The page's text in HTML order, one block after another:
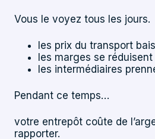
Vous le voyez tous les jours.
les prix du transport
les marges se réduisent
les intermédiaires
Pendant ce temps…
votre entrepôt coûte de
rapporter.